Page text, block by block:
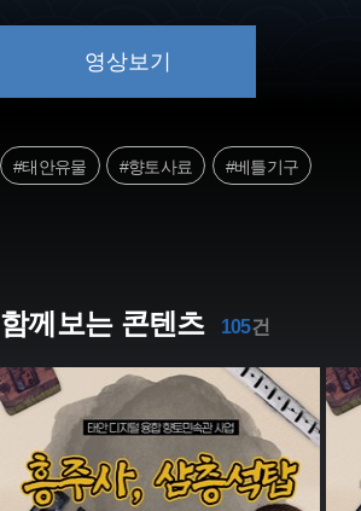
영상보기
#태안유물 #향토사료 #베틀기구
함께보는 콘텐츠 105건